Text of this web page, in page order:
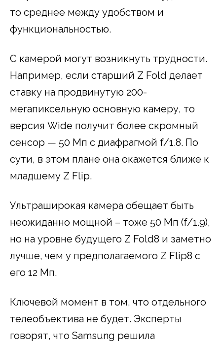
то среднее между удобством и
функциональностью.
С камерой могут возникнуть трудности.
Например, если старший Z Fold делает
ставку на продвинутую 200-
мегапиксельную основную камеру, то
версия Wide получит более скромный
сенсор — 50 Мп с диафрагмой f/1.8. По
сути, в этом плане она окажется ближе к
младшему Z Flip.
Ультраширокая камера обещает быть
неожиданно мощной – тоже 50 Мп (f/1.9),
но на уровне будущего Z Fold8 и заметно
лучше, чем у предполагаемого Z Flip8 с
его 12 Мп.
Ключевой момент в том, что отдельного
телеобъектива не будет. Эксперты
говорят, что Samsung решила